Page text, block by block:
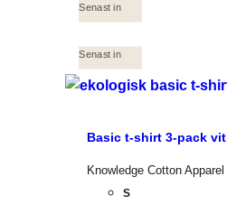
Senast in
Senast in
Basic t-shirt 3-pack vit
Knowledge Cotton Apparel
S